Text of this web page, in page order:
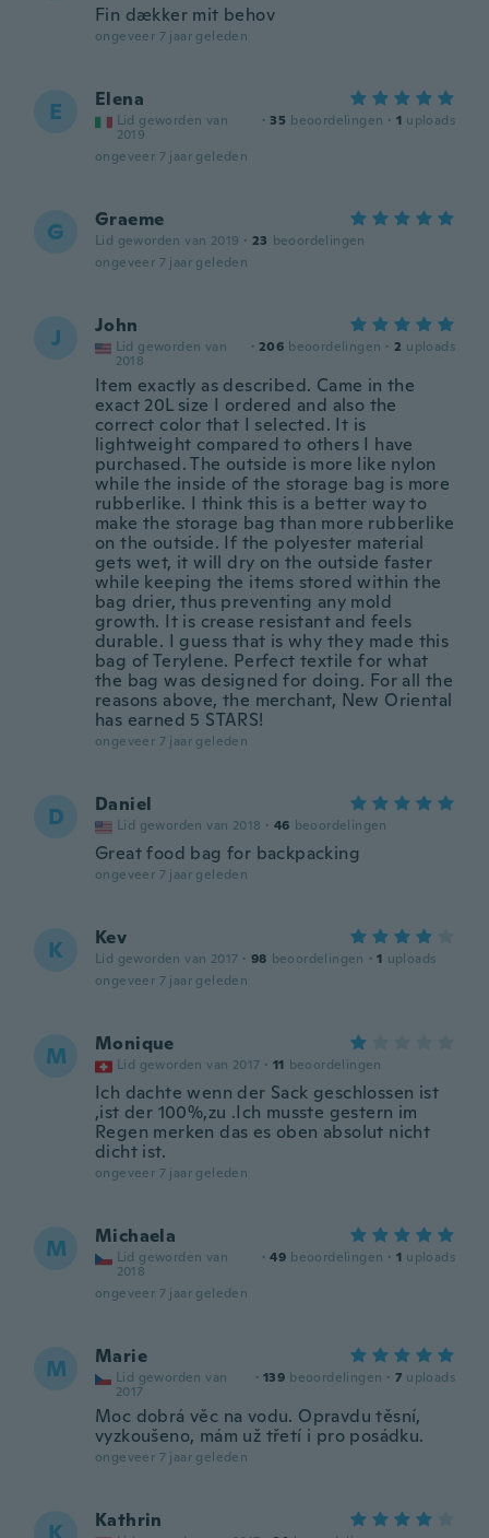
Fin dækker mit behov
ongeveer 7 jaar geleden
E Elena
Lid geworden van
2019
· 35 beoordelingen · 1 uploads
ongeveer 7 jaar geleden
G Graeme
Lid geworden van 2019 · 23 beoordelingen
ongeveer 7 jaar geleden
J John
Lid geworden van
2018
· 206 beoordelingen · 2 uploads
Item exactly as described. Came in the
exact 20L size I ordered and also the
correct color that I selected. It is
lightweight compared to others I have
purchased. The outside is more like nylon
while the inside of the storage bag is more
rubberlike. I think this is a better way to
make the storage bag than more rubberlike
on the outside. If the polyester material
gets wet, it will dry on the outside faster
while keeping the items stored within the
bag drier, thus preventing any mold
growth. It is crease resistant and feels
durable. I guess that is why they made this
bag of Terylene. Perfect textile for what
the bag was designed for doing. For all the
reasons above, the merchant, New Oriental
has earned 5 STARS!
ongeveer 7 jaar geleden
D Daniel
Lid geworden van 2018 · 46 beoordelingen
Great food bag for backpacking
ongeveer 7 jaar geleden
K Kev
Lid geworden van 2017 · 98 beoordelingen · 1 uploads
ongeveer 7 jaar geleden
M Monique
Lid geworden van 2017 · 11 beoordelingen
Ich dachte wenn der Sack geschlossen ist
,ist der 100%,zu .Ich musste gestern im
Regen merken das es oben absolut nicht
dicht ist.
ongeveer 7 jaar geleden
M Michaela
Lid geworden van
2018
· 49 beoordelingen · 1 uploads
ongeveer 7 jaar geleden
M Marie
Lid geworden van
2017
· 139 beoordelingen · 7 uploads
Moc dobrá věc na vodu. Opravdu těsní,
vyzkoušeno, mám už třetí i pro posádku.
ongeveer 7 jaar geleden
Kathrin